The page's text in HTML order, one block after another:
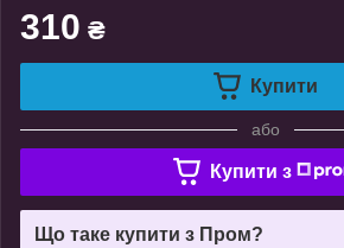
310 ₴
Купити
або
Купити з
Що таке купити з Пром?